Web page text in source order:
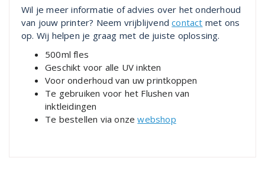
Wil je meer informatie of advies over het onderhoud
van jouw printer? Neem vrijblijvendcontact met ons
op. Wij helpen je graag met de juiste oplossing.
500ml fles
Geschikt voor alle UV inkten
Voor onderhoud van uw printkoppen
Te gebruiken voor het Flushen van
inktleidingen
Te bestellen via onzewebshop